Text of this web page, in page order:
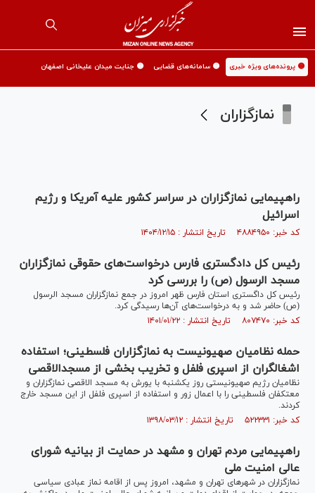
🟡 پرونده‌های ویژه خبری 🟡 سامانه‌های قضایی 🟡 جنایت میدان علیخانی اصفهان
نمازگزاران
راهپیمایی نمازگزاران در سراسر کشور علیه آمریکا و رژیم
اسرائیل
کد خبر: ۴۸۸۴۹۵۰ تاریخ انتشار : ۱۴۰۴/۱۲/۱۵
رئیس کل دادگستری فارس درخواست‌های حقوقی نمازگزاران
مسجد الرسول (ص) را بررسی کرد
رئیس کل داگستری استان فارس ظهر امروز در جمع نمازگزاران مسجد الرسول
(ص) حاضر شد و به درخواست‌های آن‌ها رسیدگی کرد.
کد خبر: ۸۰۷۴۷۰ تاریخ انتشار : ۱۴۰۱/۰۱/۲۲
حمله نظامیان صهیونیست به نمازگزاران فلسطینی؛ استفاده
اشغالگران از اسپری فلفل و تخریب بخشی از مسجدالاقصی
نظامیان رژیم صهیونیستی روز یکشنبه با یورش به مسجد الاقصی نمازگزاران و
معتکفان فلسطینی را با اعمال زور و استفاده از اسپری فلفل از این مسجد خارج
کردند.
کد خبر: ۵۲۲۳۳۱ تاریخ انتشار : ۱۳۹۸/۰۳/۱۲
راهپیمایی مردم تهران و مشهد در حمایت از بیانیه شورای
عالی امنیت ملی
نمازگزاران در شهر‌های تهران و مشهد، امروز پس از اقامه نماز عبادی سیاسی